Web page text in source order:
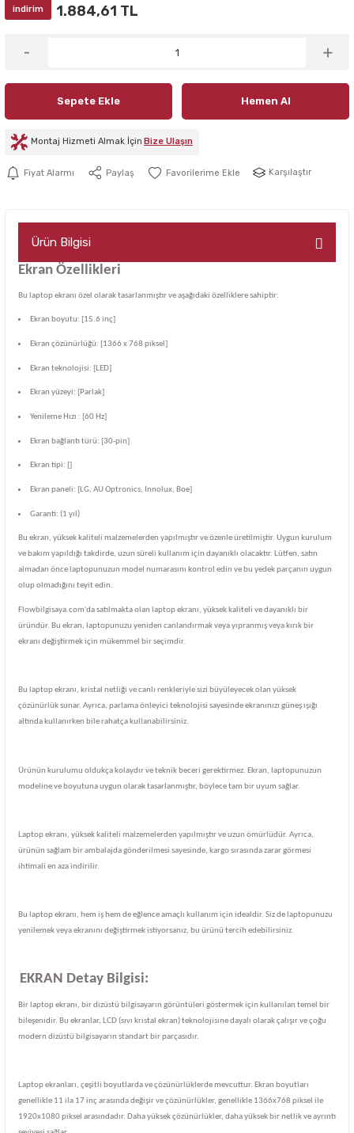
indirim 1.884,61 TL
Sepete Ekle Hemen Al
Montaj Hizmeti Almak İçin Bize Ulaşın
Fiyat Alarmı Paylaş Karşılaştır
Ürün Bilgisi
Ekran Özellikleri
Bu laptop ekranı özel olarak tasarlanmıştır ve aşağıdaki özelliklere sahiptir:
Ekran boyutu: [15.6 inç]
Ekran çözünürlüğü: [1366 x 768 piksel]
Ekran teknolojisi: [LED]
Ekran yüzeyi: [Parlak]
Yenileme Hızı : [60 Hz]
Ekran bağlantı türü: [30-pin]
Ekran tipi: []
Ekran paneli: [LG, AU Optronics, Innolux, Boe]
Garanti: (1 yıl)
Bu ekran, yüksek kaliteli malzemelerden yapılmıştır ve özenle üretilmiştir. Uygun kurulum
ve bakım yapıldığı takdirde, uzun süreli kullanım için dayanıklı olacaktır. Lütfen, satın
almadan önce laptopunuzun model numarasını kontrol edin ve bu yedek parçanın uygun
olup olmadığını teyit edin.
Flowbilgisaya.com'da satılmakta olan laptop ekranı, yüksek kaliteli ve dayanıklı bir
üründür. Bu ekran, laptopunuzu yeniden canlandırmak veya yıpranmış veya kırık bir
ekranı değiştirmek için mükemmel bir seçimdir.
Bu laptop ekranı, kristal netliği ve canlı renkleriyle sizi büyüleyecek olan yüksek
çözünürlük sunar. Ayrıca, parlama önleyici teknolojisi sayesinde ekranınızı güneş ışığı
altında kullanırken bile rahatça kullanabilirsiniz.
Ürünün kurulumu oldukça kolaydır ve teknik beceri gerektirmez. Ekran, laptopunuzun
modeline ve boyutuna uygun olarak tasarlanmıştır, böylece tam bir uyum sağlar.
Laptop ekranı, yüksek kaliteli malzemelerden yapılmıştır ve uzun ömürlüdür. Ayrıca,
ürünün sağlam bir ambalajda gönderilmesi sayesinde, kargo sırasında zarar görmesi
ihtimali en aza indirilir.
Bu laptop ekranı, hem iş hem de eğlence amaçlı kullanım için idealdir. Siz de laptopunuzu
yenilemek veya ekranını değiştirmek istiyorsanız, bu ürünü tercih edebilirsiniz.
EKRAN Detay Bilgisi:
Bir laptop ekranı, bir dizüstü bilgisayarın görüntüleri göstermek için kullanılan temel bir
bileşenidir. Bu ekranlar, LCD (sıvı kristal ekran) teknolojisine dayalı olarak çalışır ve çoğu
modern dizüstü bilgisayarın standart bir parçasıdır.
Laptop ekranları, çeşitli boyutlarda ve çözünürlüklerde mevcuttur. Ekran boyutları
genellikle 11 ila 17 inç arasında değişir ve çözünürlükler, genellikle 1366x768 piksel ile
1920x1080 piksel arasındadır. Daha yüksek çözünürlükler, daha yüksek bir netlik ve ayrıntı